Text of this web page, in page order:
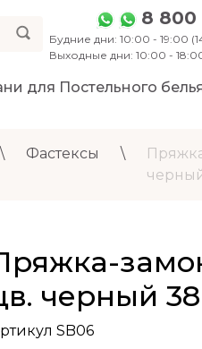
8 800
Будние дни: 10:00 - 19:00
Выходные дни: 10:00 -
для Постельного
\ Фастексы \
черный
SB06